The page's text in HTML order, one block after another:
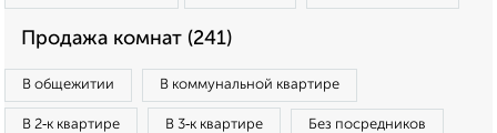
Продажа комнат (241)
В общежитии В коммунальной квартире
В 2‑к квартире В 3‑к квартире Без посредников